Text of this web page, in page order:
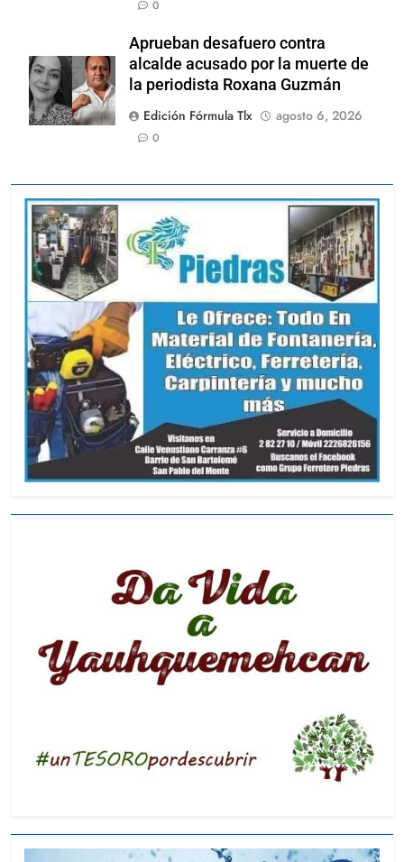
0
Aprueban desafuero contra
alcalde acusado por la muerte de
la periodista Roxana Guzmán
Edición Fórmula Tlx
agosto 6, 2026
0